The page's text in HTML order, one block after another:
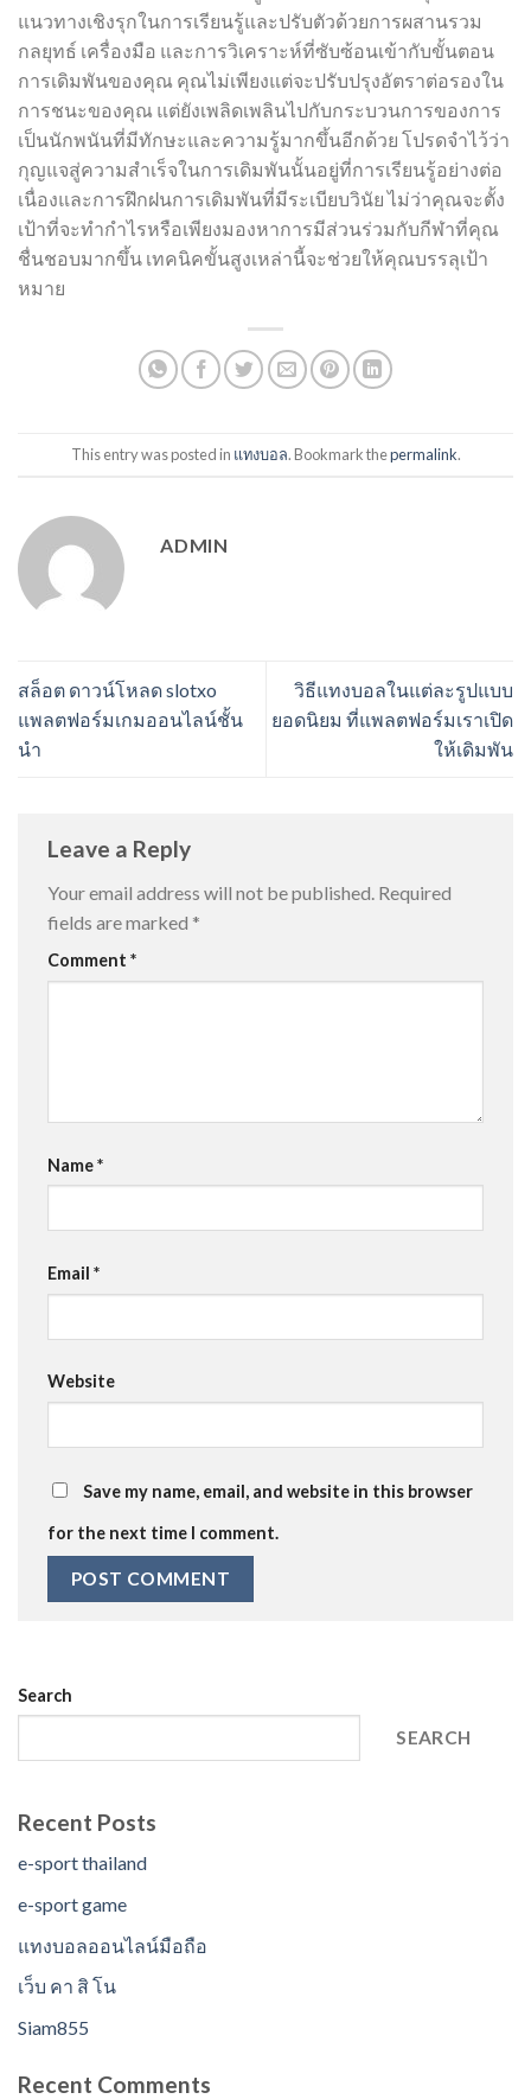
แนวทางเชิงรุกในการเรียนรู้และปรับตัวด้วยการผสานรวม
กลยุทธ์ เครื่องมือ และการวิเคราะห์ที่ซับซ้อนเข้ากับขั้นตอน
การเดิมพันของคุณ คุณไม่เพียงแต่จะปรับปรุงอัตราต่อรองใน
การชนะของคุณ แต่ยังเพลิดเพลินไปกับกระบวนการของการ
เป็นนักพนันที่มีทักษะและความรู้มากขึ้นอีกด้วย โปรดจำไว้ว่า
กุญแจสู่ความสำเร็จในการเดิมพันนั้นอยู่ที่การเรียนรู้อย่างต่อ
เนื่องและการฝึกฝนการเดิมพันที่มีระเบียบวินัย ไม่ว่าคุณจะตั้ง
เป้าที่จะทำกำไรหรือเพียงมองหาการมีส่วนร่วมกับกีฬาที่คุณ
ชื่นชอบมากขึ้น เทคนิคขั้นสูงเหล่านี้จะช่วยให้คุณบรรลุเป้า
หมาย
This entry was posted in แทงบอล. Bookmark thepermalink.
ADMIN
สล็อต ดาวน์โหลด slotxo
แพลตฟอร์มเกมออนไลน์ชั้น
นำ
วิธีแทงบอลในแต่ละรูปแบบ
ยอดนิยม ที่แพลตฟอร์มเราเปิด
ให้เดิมพัน
Leave a Reply
Your email address will not be published. Required
fields are marked *
Comment *
Name*
Email *
Website
Save my name, email, and website in this browser
for the next time I comment.
Search
SEARCH
Recent Posts
e-sport thailand
e-sport game
แทงบอลออนไลน์มือถือ
เว็บ คา สิ โน
Siam855
Recent Comments